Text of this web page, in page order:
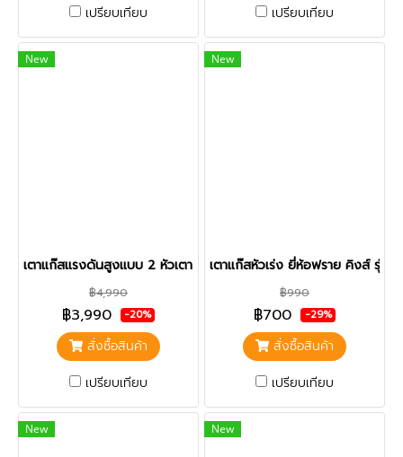
เปรียบเทียบ
เปรียบเทียบ
New
เตาแก๊สแรงดันสูงแบบ 2 หัวเตา (เตา KB-5) ยี่ห้อซันนี่
฿4,990
฿3,990 -20%
สั่งซื้อสินค้า
เปรียบเทียบ
New
เตาแก๊สหัวเร่ง ยี่ห้อฟราย คิงส์ รุ่น
฿990
฿700 -29%
สั่งซื้อสินค้า
เปรียบเทียบ
New New